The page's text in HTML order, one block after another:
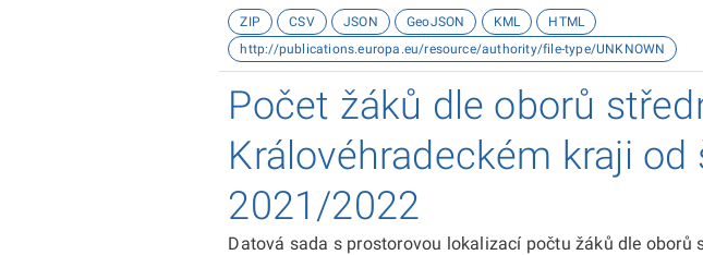
ZIP CSV JSON GeoJSON KML
HTML
http://publications.europa.eu/resource/authority/file-type/UNKNOWN
Počet žáků dle oborů
Královéhradeckém kraji od
2021/2022
Datová sada s prostorovou lokalizací počtu žáků dle oborů